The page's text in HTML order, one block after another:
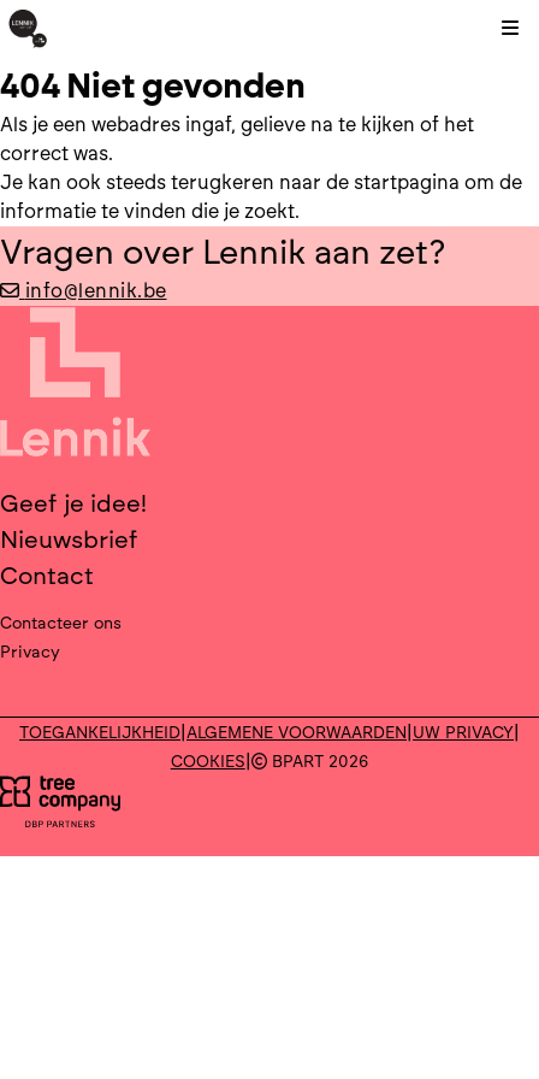
404 Niet gevonden
Als je een webadres ingaf, gelieve na te kijken of het
correct was.
Je kan ook steeds terugkeren naar de startpagina om de
informatie te vinden die je zoekt.
Vragen over Lennik aan zet?
info@lennik.be
Geef je idee!
Nieuwsbrief
Contact
Contacteer ons
Privacy
Deel op facebook
Deel op X
TOEGANKELIJKHEID ALGEMENE VOORWAARDEN UW PRIVACY
COOKIES BPART 2026